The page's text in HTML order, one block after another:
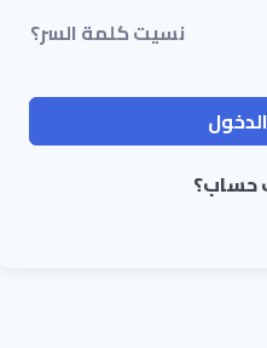
نسيت كلمة السر؟
حساب؟